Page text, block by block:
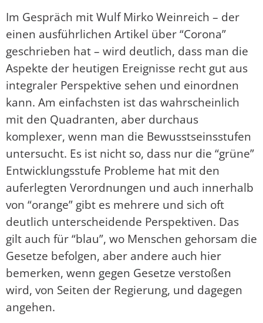
Im Gespräch mit Wulf Mirko Weinreich – der
einen ausführlichen Artikel über “Corona”
geschrieben hat – wird deutlich, dass man die
Aspekte der heutigen Ereignisse recht gut aus
integraler Perspektive sehen und einordnen
kann. Am einfachsten ist das wahrscheinlich
mit den Quadranten, aber durchaus
komplexer, wenn man die Bewusstseinsstufen
untersucht. Es ist nicht so, dass nur die “grüne”
Entwicklungsstufe Probleme hat mit den
auferlegten Verordnungen und auch innerhalb
von “orange” gibt es mehrere und sich oft
deutlich unterscheidende Perspektiven. Das
gilt auch für “blau”, wo Menschen gehorsam die
Gesetze befolgen, aber andere auch hier
bemerken, wenn gegen Gesetze verstoßen
wird, von Seiten der Regierung, und dagegen
angehen.